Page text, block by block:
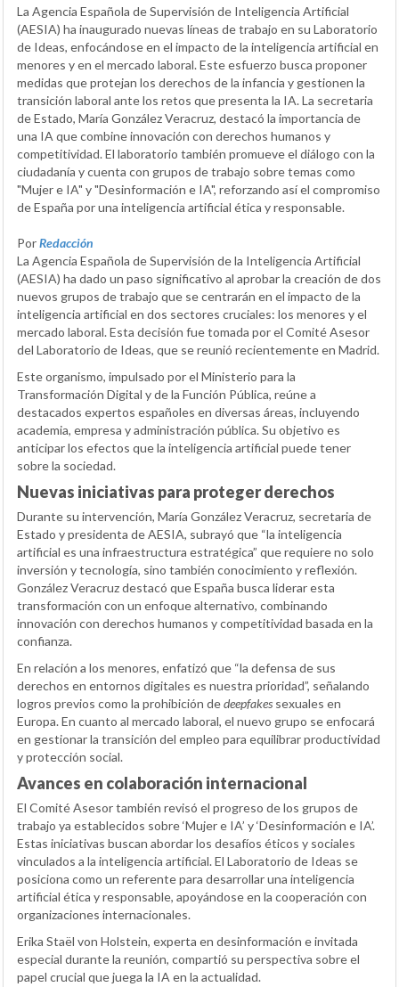
La Agencia Española de Supervisión de Inteligencia Artificial
(AESIA) ha inaugurado nuevas líneas de trabajo en su Laboratorio
de Ideas, enfocándose en el impacto de la inteligencia artificial en
menores y en el mercado laboral. Este esfuerzo busca proponer
medidas que protejan los derechos de la infancia y gestionen la
transición laboral ante los retos que presenta la IA. La secretaria
de Estado, María González Veracruz, destacó la importancia de
una IA que combine innovación con derechos humanos y
competitividad. El laboratorio también promueve el diálogo con la
ciudadanía y cuenta con grupos de trabajo sobre temas como
"Mujer e IA" y "Desinformación e IA", reforzando así el compromiso
de España por una inteligencia artificial ética y responsable.
PorRedacción
La Agencia Española de Supervisión de la Inteligencia Artificial
(AESIA) ha dado un paso significativo al aprobar la creación de dos
nuevos grupos de trabajo que se centrarán en el impacto de la
inteligencia artificial en dos sectores cruciales: los menores y el
mercado laboral. Esta decisión fue tomada por el Comité Asesor
del Laboratorio de Ideas, que se reunió recientemente en Madrid.
Este organismo, impulsado por el Ministerio para la
Transformación Digital y de la Función Pública, reúne a
destacados expertos españoles en diversas áreas, incluyendo
academia, empresa y administración pública. Su objetivo es
anticipar los efectos que la inteligencia artificial puede tener
sobre la sociedad.
Nuevas iniciativas para proteger derechos
Durante su intervención, María González Veracruz, secretaria de
Estado y presidenta de AESIA, subrayó que “la inteligencia
artificial es una infraestructura estratégica” que requiere no solo
inversión y tecnología, sino también conocimiento y reflexión.
González Veracruz destacó que España busca liderar esta
transformación con un enfoque alternativo, combinando
innovación con derechos humanos y competitividad basada en la
confianza.
En relación a los menores, enfatizó que “la defensa de sus
derechos en entornos digitales es nuestra prioridad”, señalando
logros previos como la prohibición dedeepfakes sexuales en
Europa. En cuanto al mercado laboral, el nuevo grupo se enfocará
en gestionar la transición del empleo para equilibrar productividad
y protección social.
Avances en colaboración internacional
El Comité Asesor también revisó el progreso de los grupos de
trabajo ya establecidos sobre ‘Mujer e IA’ y ‘Desinformación e IA’.
Estas iniciativas buscan abordar los desafíos éticos y sociales
vinculados a la inteligencia artificial. El Laboratorio de Ideas se
posiciona como un referente para desarrollar una inteligencia
artificial ética y responsable, apoyándose en la cooperación con
organizaciones internacionales.
Erika Staël von Holstein, experta en desinformación e invitada
especial durante la reunión, compartió su perspectiva sobre el
papel crucial que juega la IA en la actualidad.